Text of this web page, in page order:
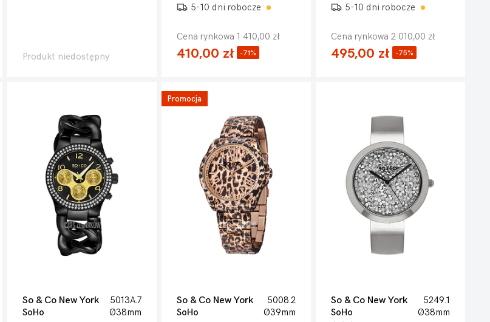
Produkt niedostępny
5-10 dni robocze
Cena rynkowa 1 410,00 zł
410,00 zł -71%
5-10 dni robocze
Cena rynkowa 2 010,00 zł
495,00 zł -75%
So & Co New York
5013A.7
SoHo
Ø38mm
Promocja
So & Co New York
5008.2
SoHo
Ø39mm
So & Co New York
5249.1
SoHo
Ø38mm